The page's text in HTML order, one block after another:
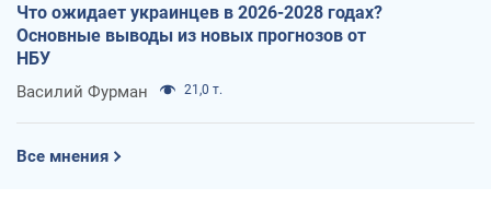
Что ожидает украинцев в 2026-2028 годах?
Основные выводы из новых прогнозов от
НБУ
Василий Фурман 21,0 т.
Все мнения